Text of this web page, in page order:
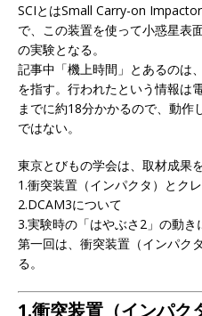
SCIとはSmall Carry-on
で、この装置を使って小惑星表
の実験となる。
記事中「機上時間」とあるのは
を指す。行われたという情報は
までに約18分かかるので、動作
ではない。
東京とびもの学会は、取材成果
1.衝突装置（インパクタ）とク
2.DCAM3について
3.実験時の「はやぶさ2」の動き
第一回は、衝突装置（インパク
る。
1.衝突装置（インパク